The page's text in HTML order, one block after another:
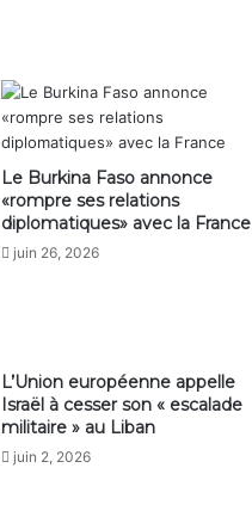
Le Burkina Faso annonce
«rompre ses relations
diplomatiques» avec la France
juin 26, 2026
L’Union européenne appelle
Israël à cesser son « escalade
militaire » au Liban
juin 2, 2026